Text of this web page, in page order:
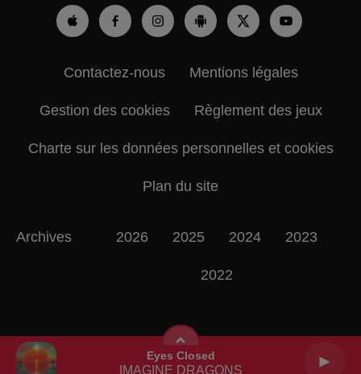
Eyes Closed
IMAGINE DRAGONS
Contactez-nous Mentions légales
Gestion des cookies Règlement des jeux
Charte sur les données personnelles et cookies
Plan du site
Archives 2026 2025 2024 2023
2022